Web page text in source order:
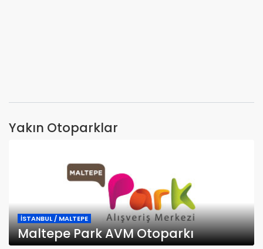
Yakın Otoparklar
İSTANBUL / MALTEPE
Maltepe Park AVM Otoparkı